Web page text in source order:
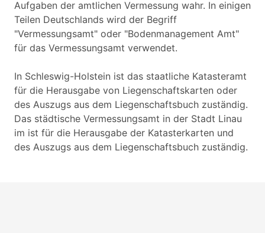
Aufgaben der amtlichen Vermessung wahr. In einigen
Teilen Deutschlands wird der Begriff
"Vermessungsamt" oder "Bodenmanagement Amt"
für das Vermessungsamt verwendet.
In Schleswig-Holstein ist das staatliche Katasteramt
für die Herausgabe von Liegenschaftskarten oder
des Auszugs aus dem Liegenschaftsbuch zuständig.
Das städtische Vermessungsamt in der Stadt Linau
im ist für die Herausgabe der Katasterkarten und
des Auszugs aus dem Liegenschaftsbuch zuständig.